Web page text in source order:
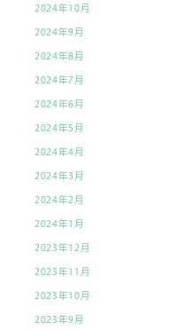
2024年10月
2024年9月
2024年8月
2024年7月
2024年6月
2024年5月
2024年4月
2024年3月
2024年2月
2024年1月
2023年12月
2023年11月
2023年10月
2023年9月